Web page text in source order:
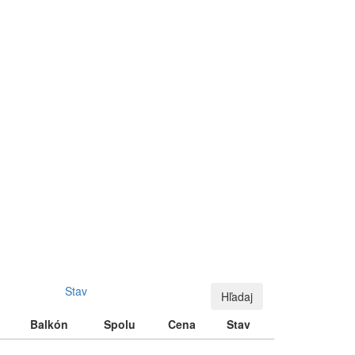
Stav
Hľadaj
Balkón
Spolu Cena Stav